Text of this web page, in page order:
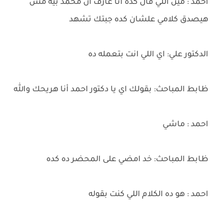
احمد : مين اللي قال كده أنا عارف ان محمد بيه مش
هيصدق كلامي علشان كده جبتك تشهد
الدكتور علي: اي اللي انت بتعمله ده
ظابط المباحث: بقولك اي يا دكتور احمد أنا هريحك والله
احمد : ماشي
ظابط المباحث: خد امضي على المحضر ده كده
احمد : هو ده الكلام اللي كنت بقوله